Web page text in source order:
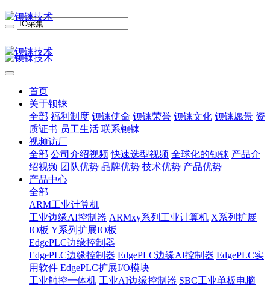
首页
关于钡铼
全部 福利制度 钡铼使命 钡铼荣誉 钡铼文化 钡铼愿景 资
质证书 员工生活 联系钡铼
视频访厂
全部 公司介绍视频 快速选型视频 全球化的钡铼 产品介
绍视频 团队优势 品牌优势 技术优势 产品优势
产品中心
全部
ARM工业计算机
工业边缘AI控制器 ARMxy系列工业计算机 X系列扩展
IO板 Y系列扩展IO板
EdgePLC边缘控制器
EdgePLC边缘控制器 EdgePLC边缘AI控制器 EdgePLC实
用软件 EdgePLC扩展I/O模块
工业触控一体机 工业AI边缘控制器 SBC工业单板电脑